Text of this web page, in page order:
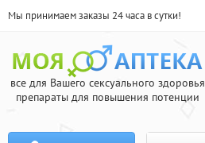
Мы принимаем заказы 24 часа в сутки!
все для Вашего сексуального здоровья
препараты для повышения потенции